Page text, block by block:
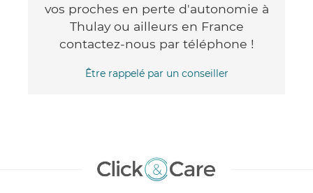
vos proches en perte d'autonomie à
Thulay ou ailleurs en France
contactez-nous par téléphone !
Être rappelé par un conseiller